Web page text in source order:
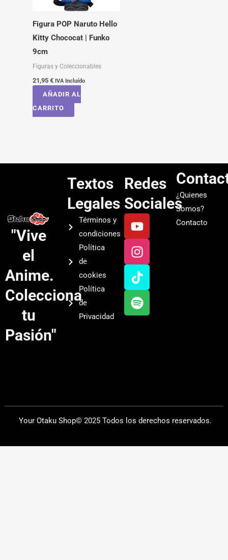
Figura POP Naruto Hello
Kitty Chococat | Funko
9cm
Figuras y Coleccionables
21,95 € IVA Incluído
AÑADIR AL
CARRITO
"Vive
el
Anime.
Colecciona
tu
Pasión"
Textos
Legales
Términos y
condiciones
Política
de
cookies
Política
de
Privacidad
Redes
Sociales
Y
o
u
t
u
b
e
I
n
s
t
a
g
r
a
T
i
k
t
o
k
S
p
o
t
i
f
y
¿Quienes
Somos?
Contacto
Your Otaku Shop© 2025 Todos los derechos reservados.